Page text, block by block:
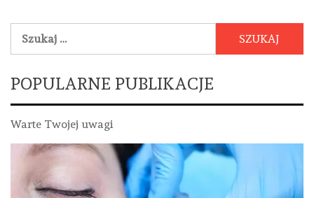
Szukaj:
POPULARNE PUBLIKACJE
Warte Twojej uwagi